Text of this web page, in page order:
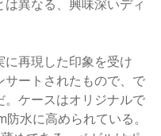
異なる、興味深いディ
再現した印象を受け
サートされたもので、で
ケースはオリジナルで
水に高められている。